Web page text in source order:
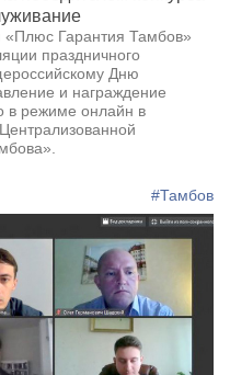
«Плюс Гарантия Тамбов»
праздничного
Дню
и награждение
в режиме онлайн в
#Тамбов